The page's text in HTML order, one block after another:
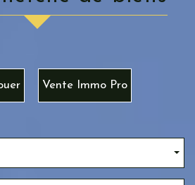
Vente Immo Pro